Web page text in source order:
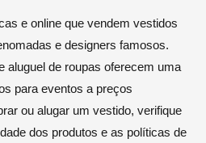
e online que vendem vestidos
e designers famosos.
aluguel de roupas oferecem uma
para eventos a preços
ou alugar um vestido, verifique
dos produtos e as políticas de